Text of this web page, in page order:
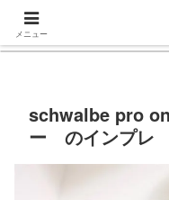
105ヒルクライム.comは
チューブレスタイヤの
schwalbe pro
ー のインプレ
メニュー